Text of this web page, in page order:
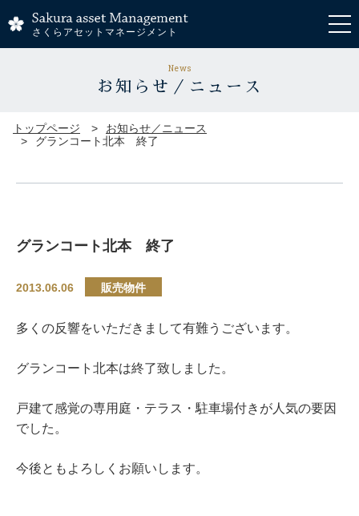
さくらアセットマネージメント
News
お知らせ／ニュース
トップページ
お知らせ／ニュース
グランコート北本 終了
グランコート北本 終了
2013.06.06 販売物件
多くの反響をいただきまして有難うございます。
グランコート北本は終了致しました。
戸建て感覚の専用庭・テラス・駐車場付きが人気の要因
でした。
今後ともよろしくお願いします。